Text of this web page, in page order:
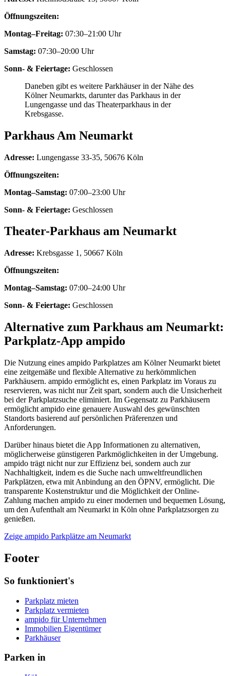
Öffnungszeiten:
Montag–Freitag: 07:30–21:00 Uhr
Samstag: 07:30–20:00 Uhr
Sonn- & Feiertage: Geschlossen
Daneben gibt es weitere Parkhäuser in der Nähe des
Kölner Neumarkts, darunter das Parkhaus in der
Lungengasse und das Theaterparkhaus in der
Krebsgasse.
Parkhaus Am Neumarkt
Adresse: Lungengasse 33-35, 50676 Köln
Öffnungszeiten:
Montag–Samstag: 07:00–23:00 Uhr
Sonn- & Feiertage: Geschlossen
Theater-Parkhaus am Neumarkt
Adresse: Krebsgasse 1, 50667 Köln
Öffnungszeiten:
Montag–Samstag: 07:00–24:00 Uhr
Sonn- & Feiertage: Geschlossen
Alternative zum Parkhaus am Neumarkt:
Parkplatz-App ampido
Die Nutzung eines ampido Parkplatzes am Kölner Neumarkt bietet
eine zeitgemäße und flexible Alternative zu herkömmlichen
Parkhäusern. ampido ermöglicht es, einen Parkplatz im Voraus zu
reservieren, was nicht nur Zeit spart, sondern auch die Unsicherheit
bei der Parkplatzsuche eliminiert. Im Gegensatz zu Parkhäusern
ermöglicht ampido eine genauere Auswahl des gewünschten
Standorts basierend auf persönlichen Präferenzen und
Anforderungen.
Darüber hinaus bietet die App Informationen zu alternativen,
möglicherweise günstigeren Parkmöglichkeiten in der Umgebung.
ampido trägt nicht nur zur Effizienz bei, sondern auch zur
Nachhaltigkeit, indem es die Suche nach umweltfreundlichen
Parkplätzen, etwa mit Anbindung an den ÖPNV, ermöglicht. Die
transparente Kostenstruktur und die Möglichkeit der Online-
Zahlung machen ampido zu einer modernen und bequemen Lösung,
um den Aufenthalt am Neumarkt in Köln ohne Parkplatzsorgen zu
genießen.
Zeige ampido Parkplätze am Neumarkt
Footer
So funktioniert's
Parkplatz mieten
Parkplatz vermieten
ampido für Unternehmen
Immobilien Eigentümer
Parkhäuser
Parken in